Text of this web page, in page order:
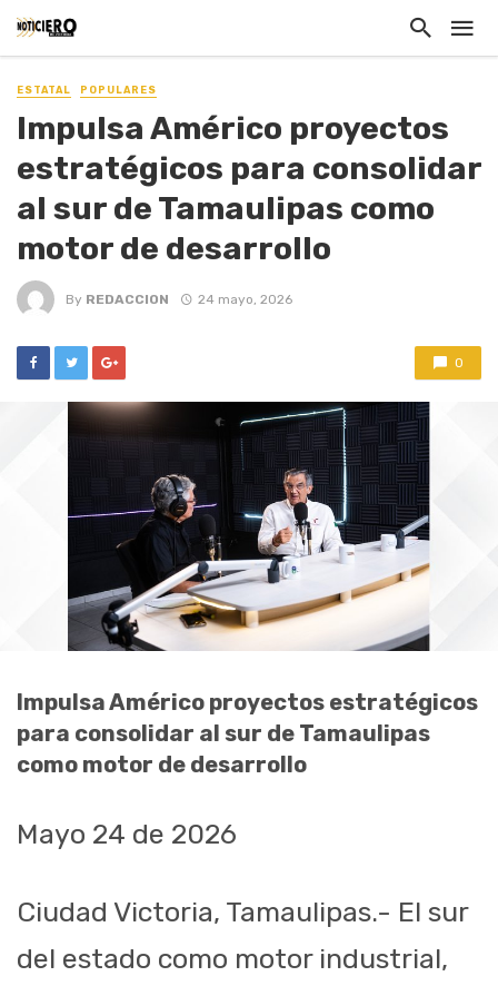
ESTATAL POPULARES
Impulsa Américo proyectos
estratégicos para consolidar
al sur de Tamaulipas como
motor de desarrollo
By REDACCION 24 mayo, 2026
0
Impulsa Américo proyectos estratégicos
para consolidar al sur de Tamaulipas
como motor de desarrollo
Mayo 24 de 2026
Ciudad Victoria, Tamaulipas.- El sur
del estado como motor industrial,